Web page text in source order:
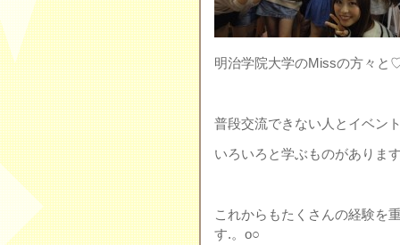
明治学院大学のMissの方々と
普段交流できない人とイベン
いろいろと学ぶものがありま
これからもたくさんの経験を
す.。o○